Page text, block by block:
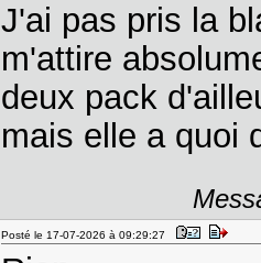
J'ai pas pris la
m'attire
deux pack
mais elle a quoi
Posté le 17-07-2026 à 09:29:27